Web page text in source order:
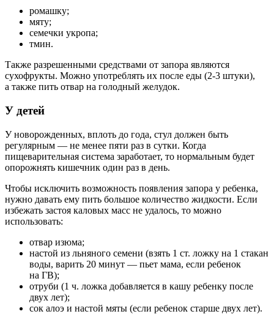
ромашку;
мяту;
семечки укропа;
тмин.
Также разрешенными средствами от запора являются
сухофрукты. Можно употреблять их после еды (2-3 штуки),
а также пить отвар на голодный желудок.
У детей
У новорожденных, вплоть до года, стул должен быть
регулярным — не менее пяти раз в сутки. Когда
пищеварительная система заработает, то нормальным будет
опорожнять кишечник один раз в день.
Чтобы исключить возможность появления запора у ребенка,
нужно давать ему пить большое количество жидкости. Если
избежать застоя каловых масс не удалось, то можно
использовать:
отвар изюма;
настой из льняного семени (взять 1 ст. ложку на 1 стакан
воды, варить 20 минут — пьет мама, если ребенок
на ГВ);
отруби (1 ч. ложка добавляется в кашу ребенку после
двух лет);
сок алоэ и настой мяты (если ребенок старше двух лет).